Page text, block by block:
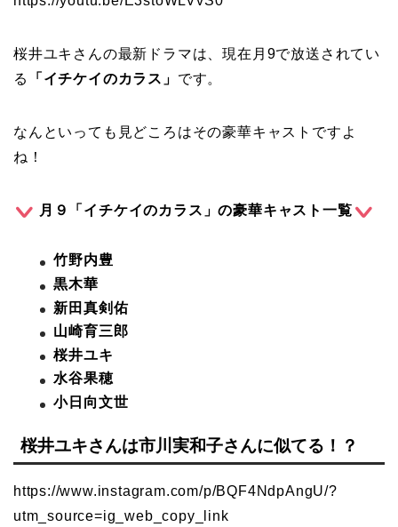
桜井ユキさんの最新ドラマは、現在月9で放送されてい
る
「イチケイのカラス」 です。
なんといっても見どころはその豪華キャストですよ
ね！
月９「イチケイのカラス」の豪華キャスト一覧
竹野内豊
黒木華
新田真剣佑
山崎育三郎
桜井ユキ
水谷果穂
小日向文世
桜井ユキさんは市川実和子さんに似てる！？
https://www.instagram.com/p/BQF4NdpAngU/?
utm_source=ig_web_copy_link